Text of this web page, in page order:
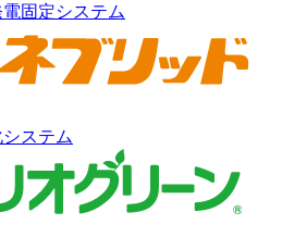
固定システム
ステム